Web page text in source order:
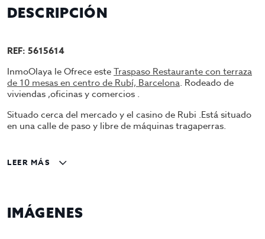
DESCRIPCIÓN
REF: 5615614
InmoOlaya le Ofrece esteTraspaso Restaurante con terraza
de 10 mesas en centro de Rubí, Barcelona. Rodeado de
viviendas ,oficinas y comercios .
Situado cerca del mercado y el casino de Rubi .Está situado
en una calle de paso y libre de máquinas tragaperras.
en funcionamiento como Restaurante . Dispone de 170 M2
útiles, Distribuidos en dos salones comedores con aforo
Está en perfecto estado, y completamente equipado, para su
LEER MÁS
IMÁGENES